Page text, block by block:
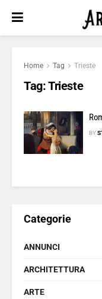
Home Tag Trieste
Tag:Trieste
BY
Categorie
ANNUNCI
ARCHITETTURA
ARTE